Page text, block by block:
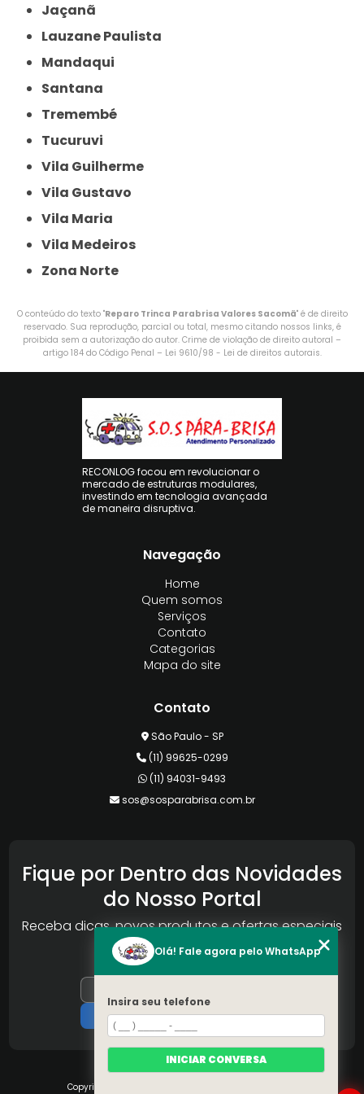
Jaçanã
Lauzane Paulista
Mandaqui
Santana
Tremembé
Tucuruvi
Vila Guilherme
Vila Gustavo
Vila Maria
Vila Medeiros
Zona Norte
O conteúdo do texto "Reparo Trinca Parabrisa Valores Sacomã" é de direito
reservado. Sua reprodução, parcial ou total, mesmo citando nossos links, é
proibida sem a autorização do autor. Crime de violação de direito autoral –
artigo 184 do Código Penal – Lei 9610/98 - Lei de direitos autorais.
RECONLOG focou em revolucionar o
mercado de estruturas modulares,
investindo em tecnologia avançada
de maneira disruptiva.
Navegação
Home
Quem somos
Serviços
Contato
Categorias
Mapa do site
Contato
São Paulo - SP
(11) 99625-0299
(11) 94031-9493
sos@sosparabrisa.com.br
Fique por Dentro das Novidades
do Nosso Portal
Receba dicas, novos produtos e ofertas especiais
da Reconlog
Copyright © S.O.S Pára-brisa. (Lei 9610 de 19/02/1998)
Olá! Fale agora pelo WhatsApp
Insira seu telefone
INICIAR CONVERSA